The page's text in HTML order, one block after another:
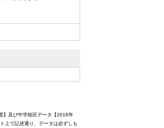
】及び中学校区データ【2016年
上で記述通り、データは必ずしも